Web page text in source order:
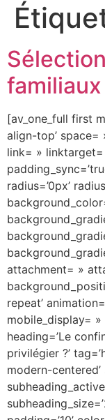
familiaux
[av_one_full first
align-top’ space=
link= » linktarget=
radius=’0px’
attachment= »
repeat’
mobile_display= »
heading=’Le
privilégier ?’
modern-centered’